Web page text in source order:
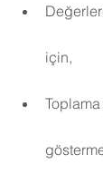
için,